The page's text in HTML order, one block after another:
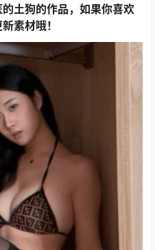
土狗的作品，如果你喜欢
素材哦！